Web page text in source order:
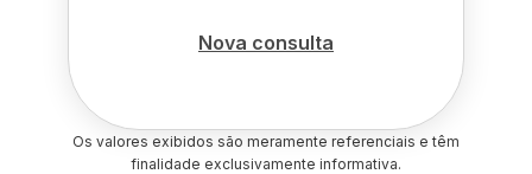
Nova consulta
Os valores exibidos são meramente referenciais e têm
finalidade exclusivamente informativa.